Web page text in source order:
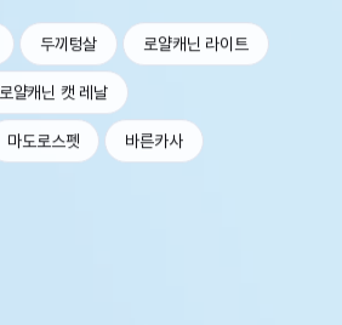
두끼텅살 로얄캐닌 라이트
로얄캐닌 캣 레날
마도로스펫 바른카사